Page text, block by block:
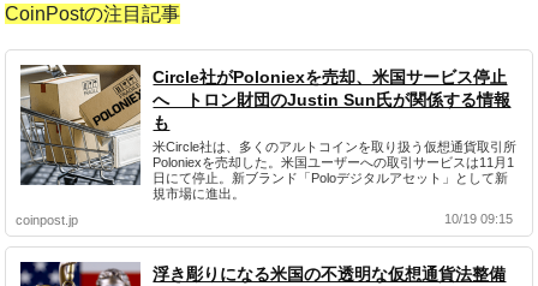
CoinPostの注目記事
Circle社がPoloniexを売却、米国サービス停止
へ トロン財団のJustin Sun氏が関係する情報
も
米Circle社は、多くのアルトコインを取り扱う仮想通貨取引所
Poloniexを売却した。米国ユーザーへの取引サービスは11月1
日にて停止。新ブランド「Poloデジタルアセット」として新
規市場に進出。
coinpost.jp
10/19 09:15
浮き彫りになる米国の不透明な仮想通貨法整備